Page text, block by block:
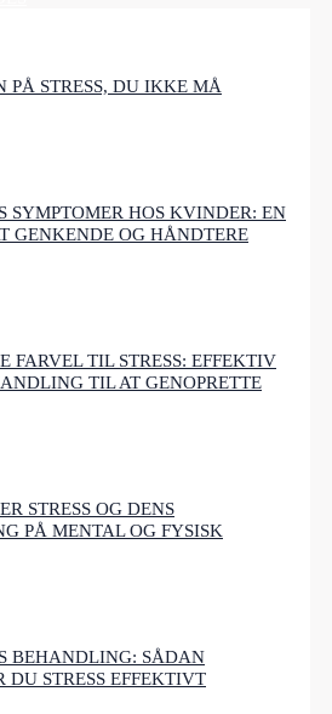
PÅ STRESS, DU IKKE MÅ
SYMPTOMER HOS KVINDER: EN
GENKENDE OG HÅNDTERE
FARVEL TIL STRESS: EFFEKTIV
TIL AT GENOPRETTE
STRESS OG DENS
PÅ MENTAL OG FYSISK
BEHANDLING: SÅDAN
DU STRESS EFFEKTIVT